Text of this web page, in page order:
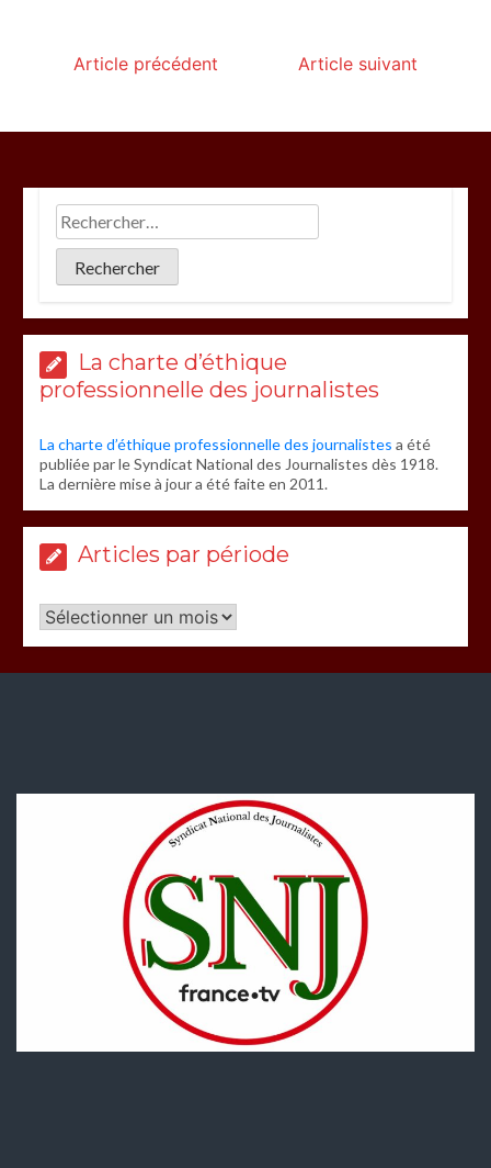
Article précédent Article suivant
La charte d’éthique
professionnelle des journalistes
La charte d’éthique professionnelle des journalistes a été
publiée par le Syndicat National des Journalistes dès 1918.
La dernière mise à jour a été faite en 2011.
Articles par période
Articles
par
période